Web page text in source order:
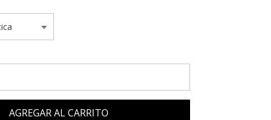
AGREGAR AL CARRITO